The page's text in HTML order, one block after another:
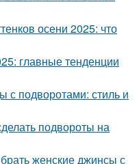
осени 2025: что
главные тенденции
подворотами: стиль и
подвороты на
женские джинсы с